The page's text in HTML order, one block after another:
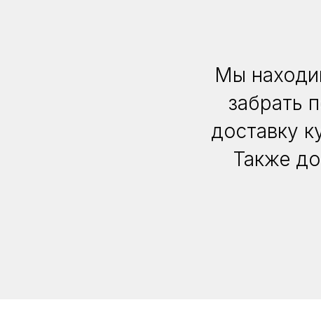
Мы
забрать
доставку
Также